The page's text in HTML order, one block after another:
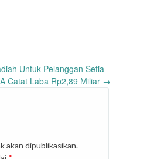
Untuk Pelanggan Setia
Catat Laba Rp2,89 Miliar →
akan dipublikasikan.